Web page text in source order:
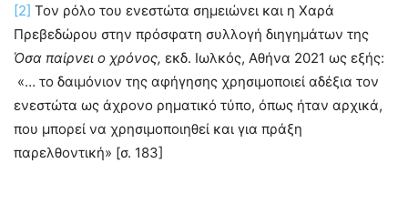
[2] Τον ρόλο του ενεστώτα σημειώνει και η Χαρά
Πρεβεδώρου στην πρόσφατη συλλογή διηγημάτων της
Όσα παίρνει ο χρόνος, εκδ. Ιωλκός, Αθήνα 2021 ως εξής:
«… το δαιμόνιον της αφήγησης χρησιμοποιεί αδέξια τον
ενεστώτα ως άχρονο ρηματικό τύπο, όπως ήταν αρχικά,
που μπορεί να χρησιμοποιηθεί και για πράξη
παρελθοντική» [σ. 183]